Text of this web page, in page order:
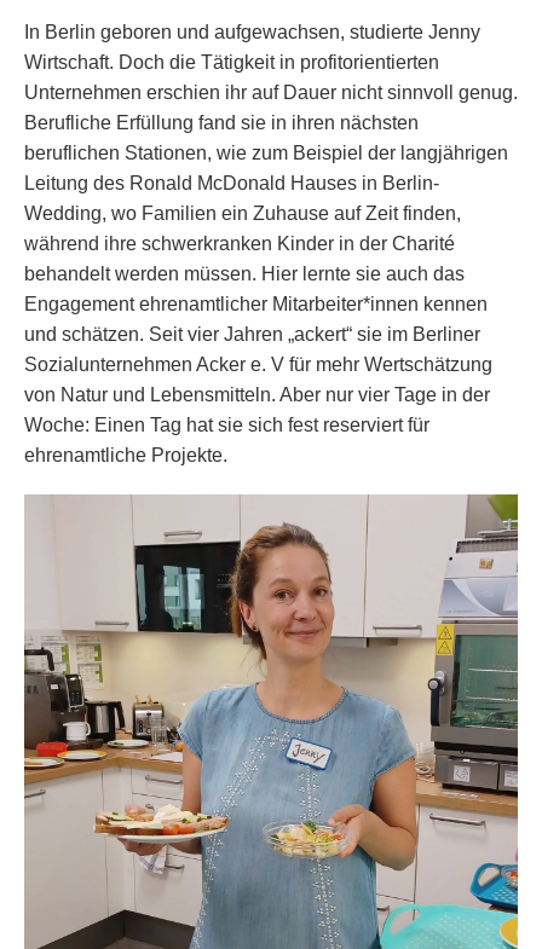
In Berlin geboren und aufgewachsen, studierte Jenny
Wirtschaft. Doch die Tätigkeit in profitorientierten
Unternehmen erschien ihr auf Dauer nicht sinnvoll genug.
Berufliche Erfüllung fand sie in ihren nächsten
beruflichen Stationen, wie zum Beispiel der langjährigen
Leitung des Ronald McDonald Hauses in Berlin-
Wedding, wo Familien ein Zuhause auf Zeit finden,
während ihre schwerkranken Kinder in der Charité
behandelt werden müssen. Hier lernte sie auch das
Engagement ehrenamtlicher Mitarbeiter*innen kennen
und schätzen. Seit vier Jahren „ackert“ sie im Berliner
Sozialunternehmen Acker e. V für mehr Wertschätzung
von Natur und Lebensmitteln. Aber nur vier Tage in der
Woche: Einen Tag hat sie sich fest reserviert für
ehrenamtliche Projekte.